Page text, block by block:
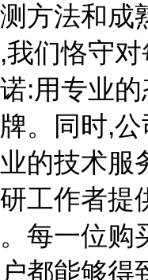
方法和成
们恪守对
:用专业
。同时,公
的技术服
工作者提
每一位购
都能够得